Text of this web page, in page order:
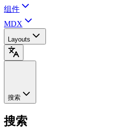
组件
MDX
Layouts
搜索
搜索